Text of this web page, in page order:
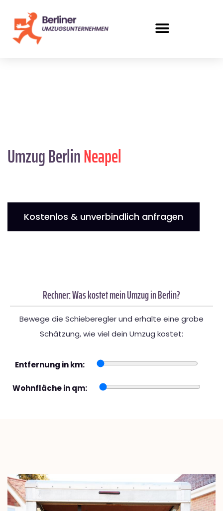
Umzug BerlinNeapel
Kostenlos & unverbindlich anfragen
Rechner: Was kostet mein Umzug in Berlin?
Bewege die Schieberegler und erhalte eine grobe
Schätzung, wie viel dein Umzug kostet:
Entfernung in km:
Wohnfläche in qm: